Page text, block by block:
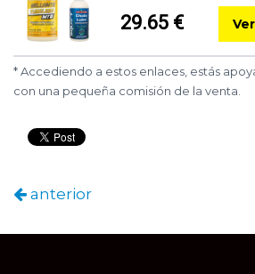
29.65 €
* Accediendo a estos enlaces, estás
con una pequeña comisión de la venta.
anterior